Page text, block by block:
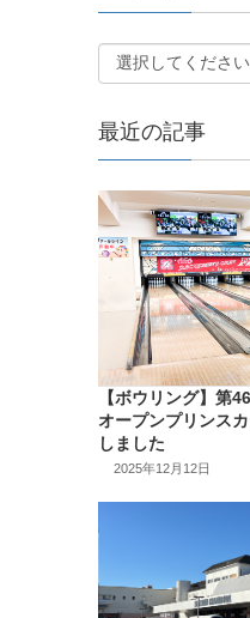
最近の記事
【ボウリング】第
オープンプリンス
しました
2025年12月12日